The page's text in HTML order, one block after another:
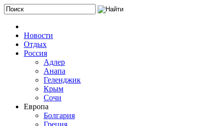
Новости
Отдых
Россия
Адлер
Анапа
Геленджик
Крым
Сочи
Европа
Болгария
Греция